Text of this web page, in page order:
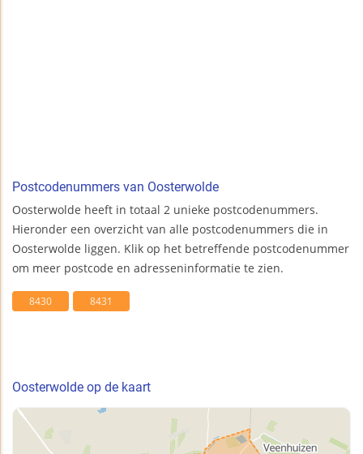
Postcodenummers van Oosterwolde
Oosterwolde heeft in totaal 2 unieke postcodenummers.
Hieronder een overzicht van alle postcodenummers die in
Oosterwolde liggen. Klik op het betreffende postcodenummer
om meer postcode en adresseninformatie te zien.
8430 8431
Oosterwolde op de kaart